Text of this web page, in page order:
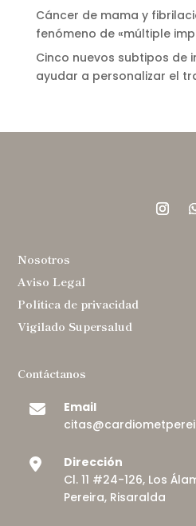
Cáncer de mama y
fenómeno de «múltiple
Cinco nuevos subtipos de
ayudar a personalizar el
Nosotros
Aviso Legal
Política de privacidad
Vigilado Supersalud
Contáctanos
Email
Dirección
Cl. 11 #24-126, Los
Pereira, Risaralda